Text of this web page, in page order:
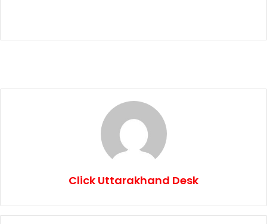
Click Uttarakhand Desk